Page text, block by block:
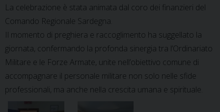
La celebrazione è stata animata dal coro dei finanzieri del
Comando Regionale Sardegna.
Il momento di preghiera e raccoglimento ha suggellato la
giornata, confermando la profonda sinergia tra l’Ordinariato
Militare e le Forze Armate, unite nell’obiettivo comune di
accompagnare il personale militare non solo nelle sfide
professionali, ma anche nella crescita umana e spirituale.